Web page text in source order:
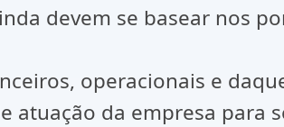
devem se basear nos
operacionais e
atuação da empresa para